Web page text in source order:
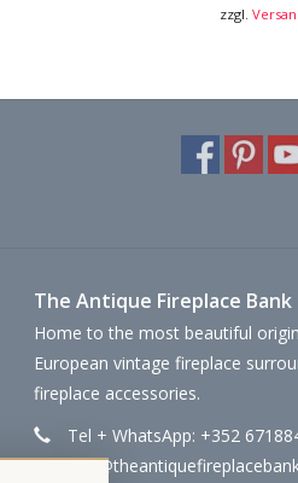
zzgl.
The Antique Fireplace Bank
Home to the most beautiful
European vintage fireplace
fireplace accessories.
Tel + WhatsApp: +352